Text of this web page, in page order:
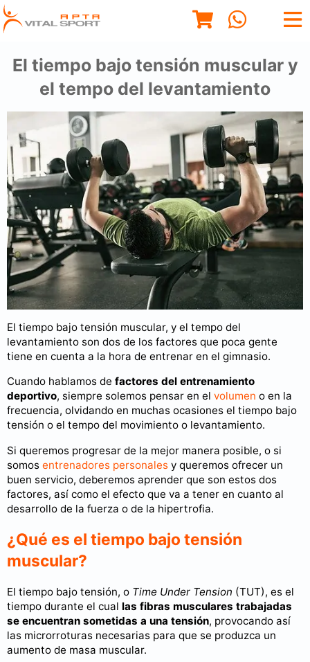
El tiempo bajo tensión muscular y
el tempo del levantamiento
El tiempo bajo tensión muscular, y el tempo del
levantamiento son dos de los factores que poca gente
tiene en cuenta a la hora de entrenar en el gimnasio.
Cuando hablamos de factores del entrenamiento
deportivo, siempre solemos pensar en el volumen o en la
frecuencia, olvidando en muchas ocasiones el tiempo bajo
tensión o el tempo del movimiento o levantamiento.
Si queremos progresar de la mejor manera posible, o si
somos entrenadores personales y queremos ofrecer un
buen servicio, deberemos aprender que son estos dos
factores, así como el efecto que va a tener en cuanto al
desarrollo de la fuerza o de la hipertrofia.
¿Qué es el tiempo bajo tensión
muscular?
El tiempo bajo tensión, o Time Under Tension (TUT), es el
tiempo durante el cual las fibras musculares trabajadas
se encuentran sometidas a una tensión, provocando así
las microrroturas necesarias para que se produzca un
aumento de masa muscular.